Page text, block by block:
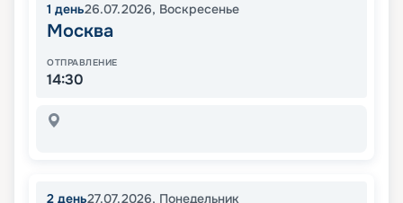
1 день26.07.2026, Воскресенье
Москва
ОТПРАВЛЕНИЕ
14:30
2 день27.07.2026, Понедельник